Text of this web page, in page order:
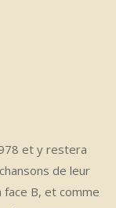
et y restera
de leur
face B, et comme